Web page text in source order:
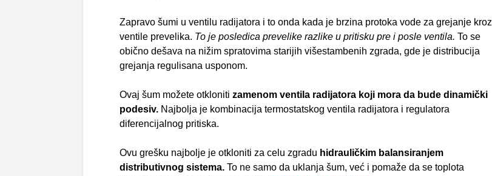
Zapravo šumi u ventilu radijatora i to onda kada je brzina protoka vode za grejanje kroz
ventile prevelika. To je posledica prevelike razlike u pritisku pre i posle ventila. To se
obično dešava na nižim spratovima starijih višestambenih zgrada, gde je distribucija
grejanja regulisana usponom.
Ovaj šum možete otkloniti zamenom ventila radijatora koji mora da bude dinamički
podesiv. Najbolja je kombinacija termostatskog ventila radijatora i regulatora
diferencijalnog pritiska.
Ovu grešku najbolje je otkloniti za celu zgradu hidrauličkim balansiranjem
distributivnog sistema. To ne samo da uklanja šum, već i pomaže da se toplota